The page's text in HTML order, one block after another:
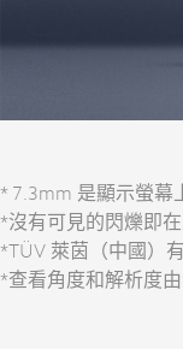
* 7.3mm 是顯示螢幕
*沒有可見的閃爍即
*TÜV 萊茵（中國）
*查看角度和解析度